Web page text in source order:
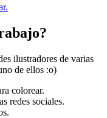
ilustradores de varias
de ellos :o)
colorear.
redes sociales.